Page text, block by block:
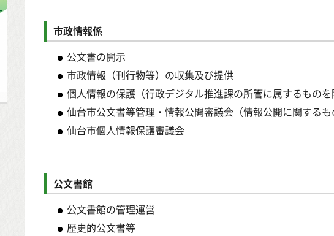
市政情報係
公文書の開示
市政情報（刊行物等）の収集及び提供
個人情報の保護（行政デジタル推進課の所管に属するもの
仙台市公文書等管理・情報公開審議会（情報公開に関する
仙台市個人情報保護審議会
公文書館
公文書館の管理運営
歴史的公文書等